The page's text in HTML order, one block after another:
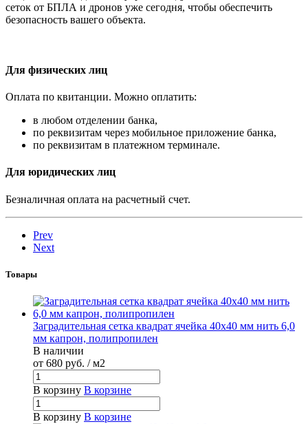
сеток от БПЛА и дронов уже сегодня, чтобы обеспечить
безопасность вашего объекта.
Для физических лиц
Оплата по квитанции. Можно оплатить:
в любом отделении банка,
по реквизитам через мобильное приложение банка,
по реквизитам в платежном терминале.
Для юридических лиц
Безналичная оплата на расчетный счет.
Prev
Next
Товары
Заградительная сетка квадрат ячейка 40х40 мм нить 6,0
мм капрон, полипропилен
В наличии
от 680 руб. / м2
В корзину В корзине
В корзину В корзине